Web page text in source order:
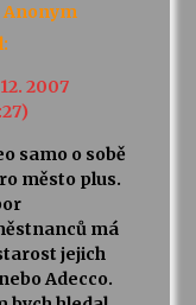
Anonym
2007
samo o sobě
město plus.
má
jejich
Adecco.